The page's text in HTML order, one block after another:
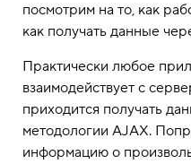
посмотрим на то, как
как получать данные
Практически любое
взаимодействует с
приходится получать
методологии AJAX.
информацию о